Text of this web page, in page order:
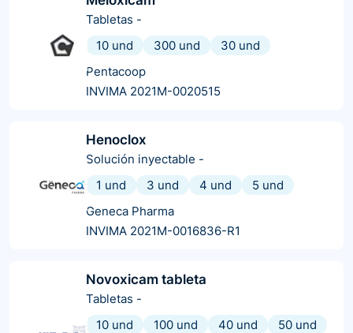
Tabletas -
10 und
300 und
30 und
Pentacoop
INVIMA 2021M-0020515
Henoclox
Solución inyectable -
1 und
3 und 4 und
5 und
Geneca Pharma
INVIMA 2021M-0016836-R1
Novoxicam tableta
Tabletas -
10 und
100 und 40 und
50 und